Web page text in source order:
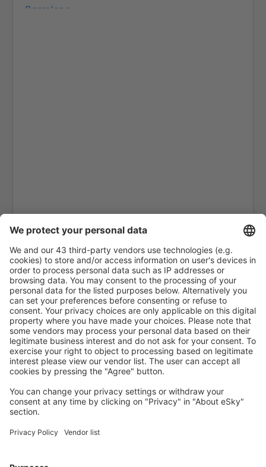
Barcelona
Santiago de Compostela (SCQ)
Leon (LEN)
Lérida-Alguaire (ILD)
Madrid-Barajas (MAD)
Valencia-Manises (VLC)
Salamanca Matacán (SLM)
Melilla (MLN)
Menorca Mahón (MAH)